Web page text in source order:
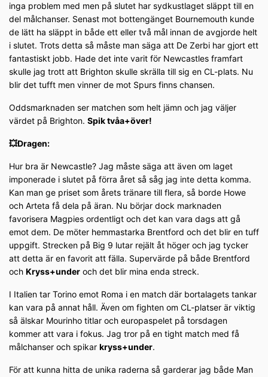
inga problem med men på slutet har sydkustlaget släppt till en
del målchanser. Senast mot bottengänget Bournemouth kunde
de lätt ha släppt in både ett eller två mål innan de avgjorde helt
i slutet. Trots detta så måste man säga att De Zerbi har gjort ett
fantastiskt jobb. Hade det inte varit för Newcastles framfart
skulle jag trott att Brighton skulle skrälla till sig en CL-plats. Nu
blir det tufft men vinner de mot Spurs finns chansen.
Oddsmarknaden ser matchen som helt jämn och jag väljer
värdet på Brighton. Spik tvåa+över!
💥Dragen:
Hur bra är Newcastle? Jag måste säga att även om laget
imponerade i slutet på förra året så såg jag inte detta komma.
Kan man ge priset som årets tränare till flera, så borde Howe
och Arteta få dela på äran. Nu börjar dock marknaden
favorisera Magpies ordentligt och det kan vara dags att gå
emot dem. De möter hemmastarka Brentford och det blir en tuff
uppgift. Strecken på Big 9 lutar rejält åt höger och jag tycker
att detta är en favorit att fälla. Supervärde på både Brentford
och Kryss+under och det blir mina enda streck.
I Italien tar Torino emot Roma i en match där bortalagets tankar
kan vara på annat håll. Även om fighten om CL-platser är viktig
så älskar Mourinho titlar och europaspelet på torsdagen
kommer att vara i fokus. Jag tror på en tight match med få
målchanser och spikar kryss+under.
För att kunna hitta de unika raderna så garderar jag både Man